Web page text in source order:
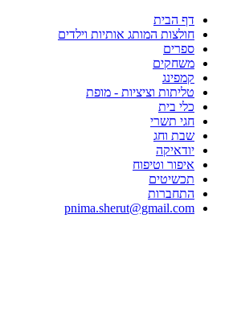
דף הבית
חולצות המותג אותיות וילדים
ספרים
משחקים
קמפינג
טליתות וציציות - מופת
כלי בית
חגי תשרי
שבת וחג
יודאיקה
איפור וטיפוח
תכשיטים
התחברות
pnima.sherut@gmail.com